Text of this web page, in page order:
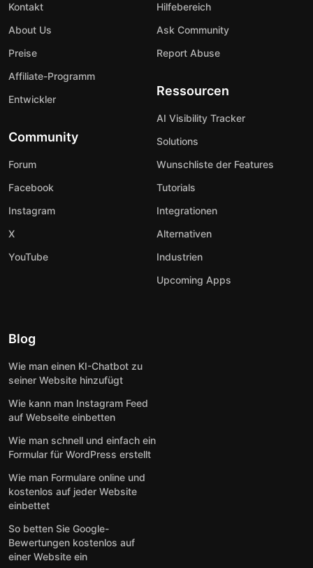
Kontakt
About Us
Preise
Affiliate-Programm
Entwickler
Community
Forum
Facebook
Instagram
X
YouTube
Hilfebereich
Ask Community
Report Abuse
Ressourcen
AI Visibility Tracker
Solutions
Wunschliste der Features
Tutorials
Integrationen
Alternativen
Industrien
Upcoming Apps
Blog
Wie man einen KI-Chatbot zu
seiner Website hinzufügt
Wie kann man Instagram Feed
auf Webseite einbetten
Wie man schnell und einfach ein
Formular für WordPress erstellt
Wie man Formulare online und
kostenlos auf jeder Website
einbettet
So betten Sie Google-
Bewertungen kostenlos auf
einer Website ein